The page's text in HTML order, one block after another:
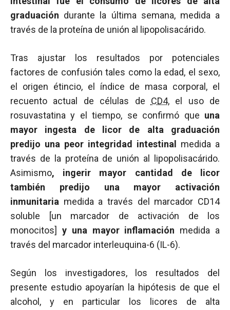
graduación durante la última semana, medida a
través de la proteína de unión al lipopolisacárido.
Tras ajustar los resultados por potenciales
factores de confusión tales como la edad, el sexo,
el origen étincio, el índice de masa corporal, el
recuento actual de células de CD4, el uso de
rosuvastatina y el tiempo, se confirmó que una
mayor ingesta de licor de alta graduación
predijo una peor integridad intestinal
medida a
través de la proteína de unión al lipopolisacárido.
Asimismo, ingerir mayor cantidad de licor
también predijo una mayor activación
inmunitaria medida a través del marcador CD14
soluble [un marcador de activación de los
monocitos] y una mayor inflamación medida a
través del marcador interleuquina-6 (IL-6).
Según los investigadores, los resultados del
presente estudio apoyarían la hipótesis de que el
alcohol, y en particular los licores de alta